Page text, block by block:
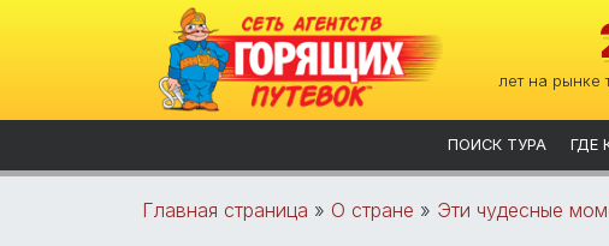
лет на рынке
ПОИСК ТУРА ГДЕ
Главная страница » О стране » Эти чудесные